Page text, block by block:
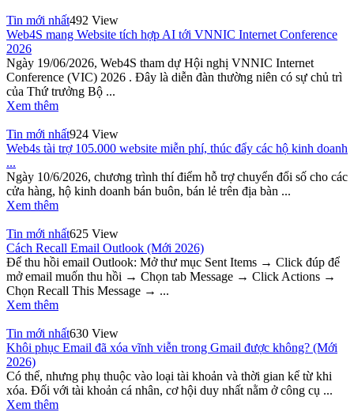
Tin mới nhất492 View
Web4S mang Website tích hợp AI tới VNNIC Internet Conference
2026
Ngày 19/06/2026, Web4S tham dự Hội nghị VNNIC Internet
Conference (VIC) 2026 . Đây là diễn đàn thường niên có sự chủ trì
của Thứ trưởng Bộ ...
Xem thêm
Tin mới nhất924 View
Web4s tài trợ 105.000 website miễn phí, thúc đẩy các hộ kinh doanh
...
Ngày 10/6/2026, chương trình thí điểm hỗ trợ chuyển đổi số cho các
cửa hàng, hộ kinh doanh bán buôn, bán lẻ trên địa bàn ...
Xem thêm
Tin mới nhất625 View
Cách Recall Email Outlook (Mới 2026)
Để thu hồi email Outlook: Mở thư mục Sent Items → Click đúp để
mở email muốn thu hồi → Chọn tab Message → Click Actions →
Chọn Recall This Message → ...
Xem thêm
Tin mới nhất630 View
Khôi phục Email đã xóa vĩnh viễn trong Gmail được không? (Mới
2026)
Có thể, nhưng phụ thuộc vào loại tài khoản và thời gian kể từ khi
xóa. Đối với tài khoản cá nhân, cơ hội duy nhất nằm ở công cụ ...
Xem thêm